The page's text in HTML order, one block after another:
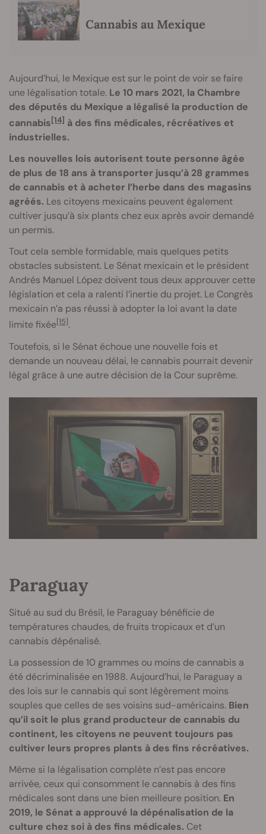
Cannabis au Mexique
Aujourd’hui, le Mexique est sur le point de voir se faire
une légalisation totale. Le 10 mars 2021, la Chambre
des députés du Mexique a légalisé la production de
cannabis[14] à des fins médicales, récréatives et
industrielles.
Les nouvelles lois autorisent toute personne âgée
de plus de 18 ans à transporter jusqu’à 28 grammes
de cannabis et à acheter l’herbe dans des magasins
agréés. Les citoyens mexicains peuvent également
cultiver jusqu’à six plants chez eux après avoir demandé
un permis.
Tout cela semble formidable, mais quelques petits
obstacles subsistent. Le Sénat mexicain et le président
Andrés Manuel López doivent tous deux approuver cette
législation et cela a ralenti l’inertie du projet. Le Congrès
mexicain n’a pas réussi à adopter la loi avant la date
limite fixée[15].
Toutefois, si le Sénat échoue une nouvelle fois et
demande un nouveau délai, le cannabis pourrait devenir
légal grâce à une autre décision de la Cour suprême.
Paraguay
Situé au sud du Brésil, le Paraguay bénéficie de
températures chaudes, de fruits tropicaux et d’un
cannabis dépénalisé.
La possession de 10 grammes ou moins de cannabis a
été décriminalisée en 1988. Aujourd’hui, le Paraguay a
des lois sur le cannabis qui sont légèrement moins
souples que celles de ses voisins sud-américains. Bien
qu’il soit le plus grand producteur de cannabis du
continent, les citoyens ne peuvent toujours pas
cultiver leurs propres plants à des fins récréatives.
Même si la légalisation complète n’est pas encore
arrivée, ceux qui consomment le cannabis à des fins
médicales sont dans une bien meilleure position. En
2019, le Sénat a approuvé la dépénalisation de la
culture chez soi à des fins médicales. Cet